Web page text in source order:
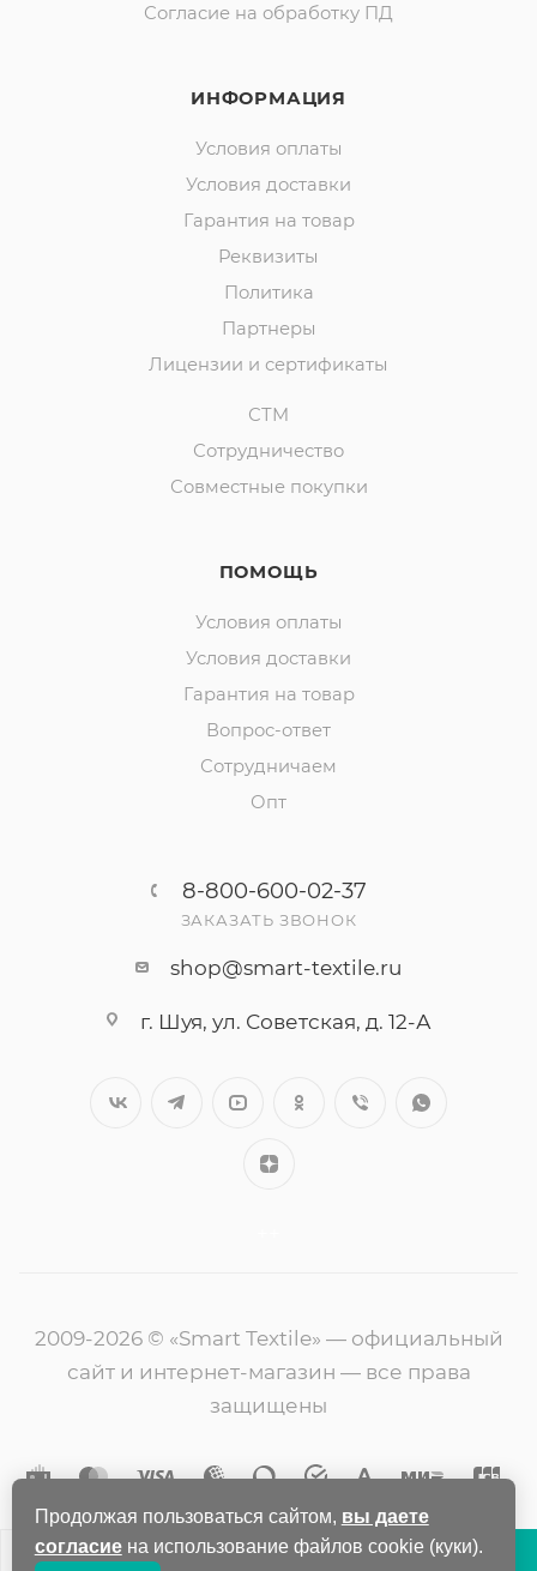
В КОРЗИНУ
Согласие на обработку ПД
ИНФОРМАЦИЯ
Условия оплаты
Условия доставки
Гарантия на товар
Реквизиты
Политика
Партнеры
Лицензии и сертификаты
СТМ
Сотрудничество
Совместные покупки
ПОМОЩЬ
Условия оплаты
Условия доставки
Гарантия на товар
Вопрос-ответ
Сотрудничаем
Опт
8-800-600-02-37
ЗАКАЗАТЬ ЗВОНОК
shop@smart-textile.ru
г. Шуя, ул. Советская, д. 12-А
2009-2026 © «Smart Textile» — официальный
сайт и интернет-магазин — все права
защищены
Продолжая пользоваться сайтом, вы даете
согласиена использование файлов cookie (куки).